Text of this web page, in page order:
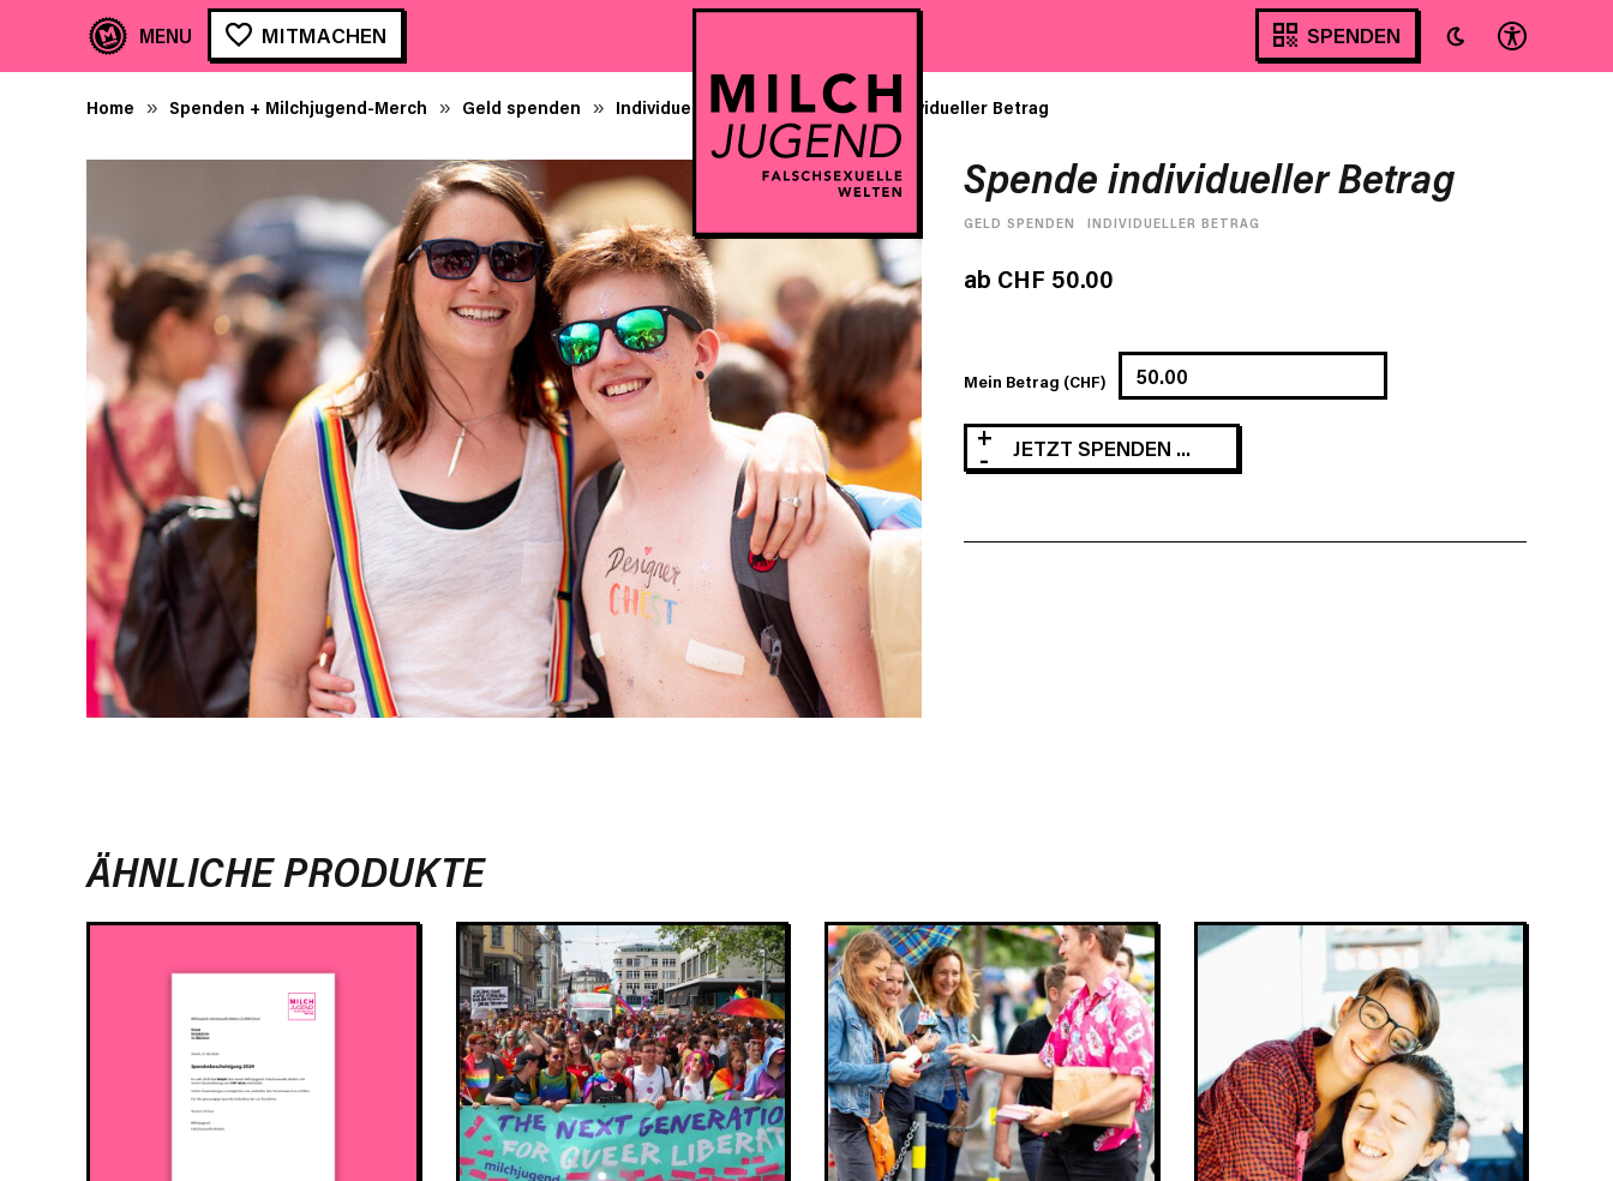
MITMACHEN SPENDEN
Home » Spenden + Milchjugend-Merch » Geld spenden » Individueller Betrag » Spende individueller Betrag
Spende individueller Betrag
GELD SPENDEN INDIVIDUELLER BETRAG
ab CHF 50.00
Mein Betrag (CHF)
Spende
individueller
JETZT SPENDEN ...
ÄHNLICHE PRODUKTE